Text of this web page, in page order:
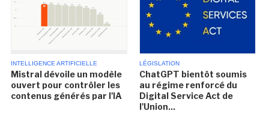
INTELLIGENCE ARTIFICIELLE
Mistral dévoile un modèle
ouvert pour contrôler les
contenus générés par l'IA
LÉGISLATION
ChatGPT bientôt soumis
au régime renforcé du
Digital Service Act de
l'Union...